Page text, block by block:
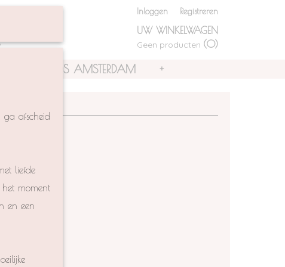
Inloggen Registreren
UW WINKELWAGEN
Geen producten (0)
FOS AMSTERDAM +
afscheid
liefde
moment
en een